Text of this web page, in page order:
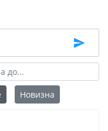
Новизна